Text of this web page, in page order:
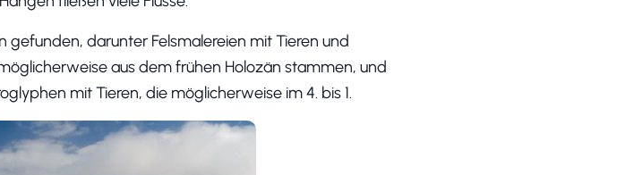
gefunden, darunter Felsmalereien mit Tieren und
aus dem frühen Holozän stammen, und
mit Tieren, die möglicherweise im 4. bis 1.